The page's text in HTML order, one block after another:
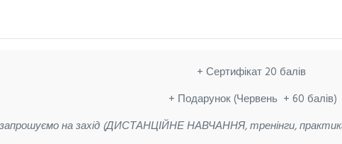
+ Сертифікат 20 балів
+ Подарунок (Червень + 60 балів)
запрошуємо на захід (ДИСТАНЦІЙНЕ НАВЧАННЯ,тренінги,